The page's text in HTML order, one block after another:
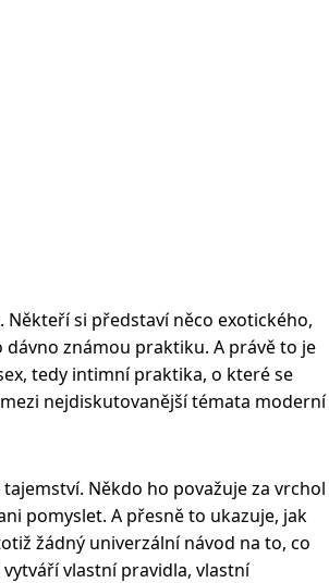
Někteří si představí něco exotického,
známou praktiku. A právě to je
tedy intimní praktika, o které se
nejdiskutovanější témata moderní
Někdo ho považuje za vrchol
pomyslet. A přesně to ukazuje, jak
žádný univerzální návod na to, co
vytváří vlastní pravidla, vlastní